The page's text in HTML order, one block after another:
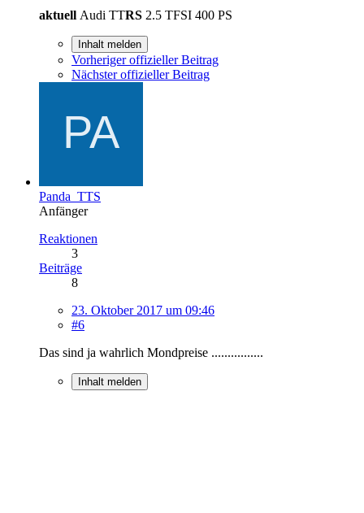
aktuell Audi TTRS 2.5 TFSI 400 PS
Inhalt melden
Vorheriger offizieller Beitrag
Nächster offizieller Beitrag
Panda_TTS
Anfänger
Reaktionen
3
Beiträge
8
23. Oktober 2017 um 09:46
#6
Das sind ja wahrlich Mondpreise ................
Inhalt melden